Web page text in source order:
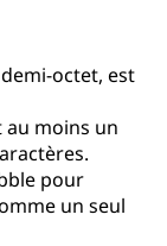
octet, est
moins un
pour
un seul